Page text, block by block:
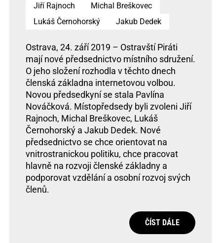
Jiří Rajnoch
Michal Breškovec
Lukáš Černohorský
Jakub Dedek
Ostrava, 24. září 2019 – Ostravští Piráti
mají nové předsednictvo místního sdružení.
O jeho složení rozhodla v těchto dnech
členská základna internetovou volbou.
Novou předsedkyní se stala Pavlína
Nováčková. Místopředsedy byli zvoleni Jiří
Rajnoch, Michal Breškovec, Lukáš
Černohorský a Jakub Dedek. Nové
předsednictvo se chce orientovat na
vnitrostranickou politiku, chce pracovat
hlavně na rozvoji členské základny a
podporovat vzdělání a osobní rozvoj svých
členů.
ČÍST DÁLE